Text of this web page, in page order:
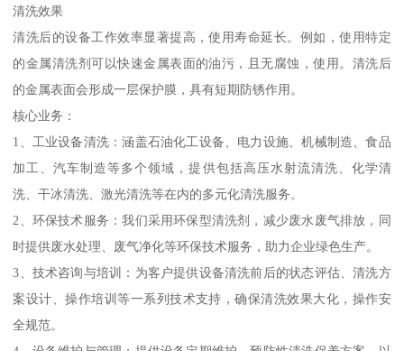
清洗效果
清洗后的设备工作效率显著提高，使用寿命延长。例如，使用特定
的金属清洗剂可以快速金属表面的油污，且无腐蚀，使用。清洗后
的金属表面会形成一层保护膜，具有短期防锈作用。
核心业务：
1、工业设备清洗：涵盖石油化工设备、电力设施、机械制造、食品
加工、汽车制造等多个领域，提供包括高压水射流清洗、化学清
洗、干冰清洗、激光清洗等在内的多元化清洗服务。
2、环保技术服务：我们采用环保型清洗剂，减少废水废气排放，同
时提供废水处理、废气净化等环保技术服务，助力企业绿色生产。
3、技术咨询与培训：为客户提供设备清洗前后的状态评估、清洗方
案设计、操作培训等一系列技术支持，确保清洗效果大化，操作安
全规范。